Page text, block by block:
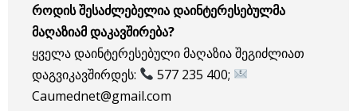
როდის შესაძლებელია დაინტერესებულმა
მაღაზიამ დაკავშირება?
ყველა დაინტერესებული მაღაზია შეგიძლიათ
დაგვიკავშირდეს:
577 235 400;
Caumednet@gmail.com